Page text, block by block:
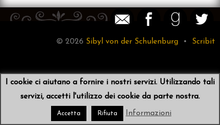
navigation
I cookie ci aiutano a fornire i nostri servizi. Utilizzando tali
servizi, accetti l'utilizzo dei cookie da parte nostra.
Accetta Rifiuta Informazioni
© 2026 Sibyl von der Schulenburg • Scribit